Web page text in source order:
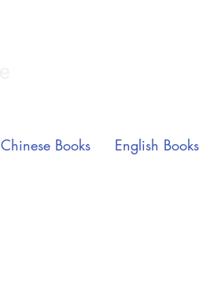
Chinese Books English Books